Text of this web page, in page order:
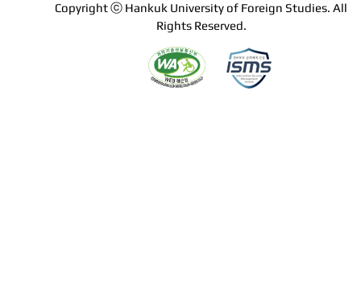
Copyright ⓒ Hankuk University of Foreign Studies. All
Rights Reserved.